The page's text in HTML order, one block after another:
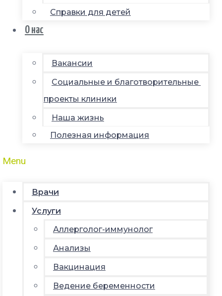
Справки для детей
О нас
Вакансии
Социальные и благотворительные
проекты клиники
Наша жизнь
Полезная информация
Menu
Врачи
Услуги
Аллерголог-иммунолог
Анализы
Вакцинация
Ведение беременности